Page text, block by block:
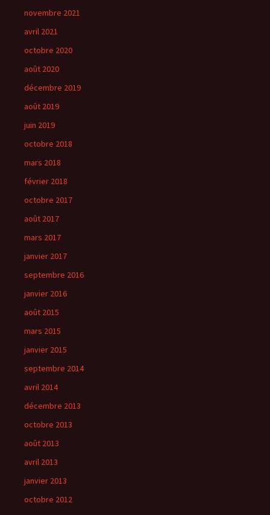
novembre 2021
avril 2021
octobre 2020
août 2020
décembre 2019
août 2019
juin 2019
octobre 2018
mars 2018
février 2018
octobre 2017
août 2017
mars 2017
janvier 2017
septembre 2016
janvier 2016
août 2015
mars 2015
janvier 2015
septembre 2014
avril 2014
décembre 2013
octobre 2013
août 2013
avril 2013
janvier 2013
octobre 2012